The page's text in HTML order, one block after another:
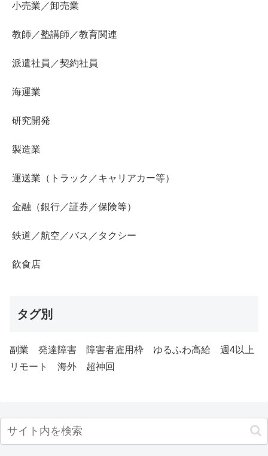
小売業／卸売業
教師／塾講師／教育関連
派遣社員／契約社員
海運業
研究開発
製造業
運送業（トラック／キャリアカー等）
金融（銀行／証券／保険等）
鉄道／航空／バス／タクシー
飲食店
タグ別
副業 発達障害 障害者雇用枠 ゆるふわ高給
週4以上
リモート
海外 超神回